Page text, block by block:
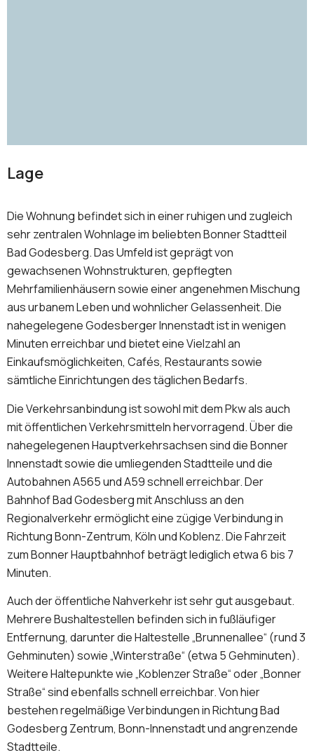
Lage
Die Wohnung befindet sich in einer ruhigen und zugleich
sehr zentralen Wohnlage im beliebten Bonner Stadtteil
Bad Godesberg. Das Umfeld ist geprägt von
gewachsenen Wohnstrukturen, gepflegten
Mehrfamilienhäusern sowie einer angenehmen Mischung
aus urbanem Leben und wohnlicher Gelassenheit. Die
nahegelegene Godesberger Innenstadt ist in wenigen
Minuten erreichbar und bietet eine Vielzahl an
Einkaufsmöglichkeiten, Cafés, Restaurants sowie
sämtliche Einrichtungen des täglichen Bedarfs.
Die Verkehrsanbindung ist sowohl mit dem Pkw als auch
mit öffentlichen Verkehrsmitteln hervorragend. Über die
nahegelegenen Hauptverkehrsachsen sind die Bonner
Innenstadt sowie die umliegenden Stadtteile und die
Autobahnen A565 und A59 schnell erreichbar. Der
Bahnhof Bad Godesberg mit Anschluss an den
Regionalverkehr ermöglicht eine zügige Verbindung in
Richtung Bonn-Zentrum, Köln und Koblenz. Die Fahrzeit
zum Bonner Hauptbahnhof beträgt lediglich etwa 6 bis 7
Minuten.
Auch der öffentliche Nahverkehr ist sehr gut ausgebaut.
Mehrere Bushaltestellen befinden sich in fußläufiger
Entfernung, darunter die Haltestelle „Brunnenallee“ (rund 3
Gehminuten) sowie „Winterstraße“ (etwa 5 Gehminuten).
Weitere Haltepunkte wie „Koblenzer Straße“ oder „Bonner
Straße“ sind ebenfalls schnell erreichbar. Von hier
bestehen regelmäßige Verbindungen in Richtung Bad
Godesberg Zentrum, Bonn-Innenstadt und angrenzende
Stadtteile.